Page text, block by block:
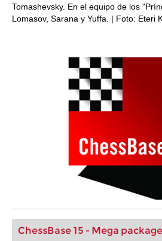
Tomashevsky. En el equipo de los
Lomasov, Sarana y Yuffa. | Foto: Eteri
ChessBase 15 - Mega package